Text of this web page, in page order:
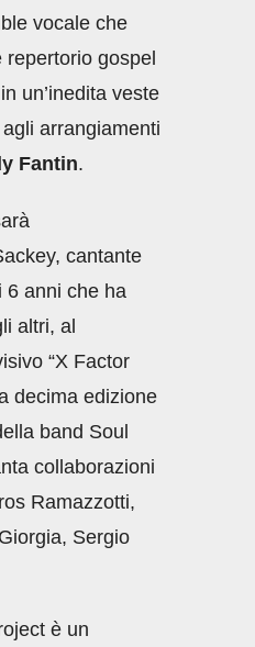
vocale che
repertorio gospel
un’inedita veste
arrangiamenti
Fantin.
cantante
6 anni che ha
altri, al
“X Factor
decima edizione
band Soul
collaborazioni
Ramazzotti,
Sergio
è un